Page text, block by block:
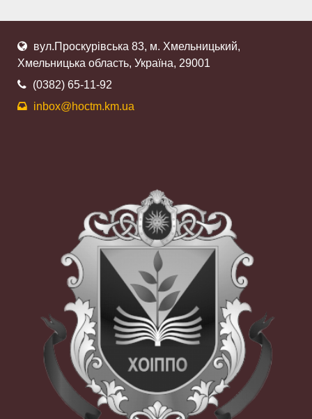
вул.Проскурівська 83, м. Хмельницький,
Хмельницька область, Україна, 29001
(0382) 65-11-92
inbox@hoctm.km.ua